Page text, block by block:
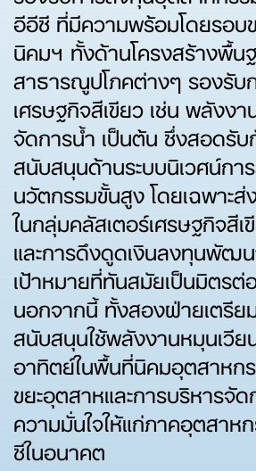
อีอีซี ที่มีความพร้อมโดยรอบ
นิคมฯ ทั้งด้านโครงสร้างพื้น
สาธารณูปโภคต่างๆ รองรับ
เศรษฐกิจสีเขียว เช่น พลังง
จัดการน้ำ เป็นต้น ซึ่งสอดรั
สนับสนุนด้านระบบนิเวศน์กา
นวัตกรรมขั้นสูง โดยเฉพาะ
ในกลุ่มคลัสเตอร์เศรษฐกิจสี
และการดึงดูดเงินลงทุนพัฒ
เป้าหมายที่ทันสมัยเป็นมิตร
นอกจากนี้ ทั้งสองฝ่ายเตรีย
สนับสนุนใช้พลังงานหมุนเวี
อาทิตย์ในพื้นที่นิคมอุตสาหก
ขยะอุตสาหและการบริหารจั
ความมั่นใจให้แก่ภาคอุตสาห
ซีในอนาคต